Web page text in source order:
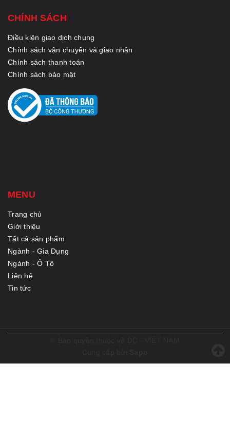
CHÍNH SÁCH
Điều kiện giao dịch chung
Chính sách vận chuyển và giao nhận
Chính sách thanh toán
Chính sách bảo mật
MENU
Trang chủ
Giới thiệu
Tất cả sản phẩm
Ngành - Gia Dụng
Ngành - Ô Tô
Liên hệ
Tin tức